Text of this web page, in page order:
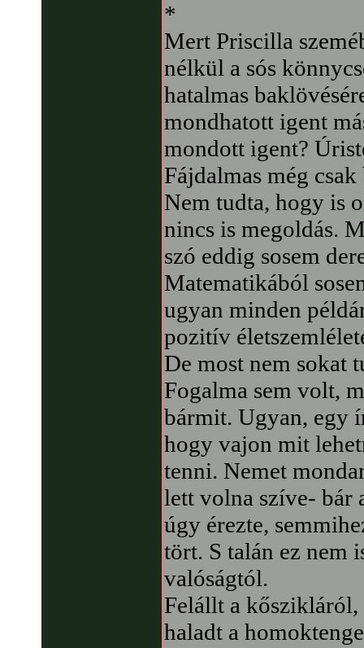
*
Mert Priscilla
nélkül a sós
hatalmas
mondhatott igent
mondott igent?
Fájdalmas még
Nem tudta, hogy is
nincs is megoldás.
szó eddig sosem
Matematikából
ugyan minden
pozitív
De most nem sokat
Fogalma sem volt,
bármit. Ugyan, egy
hogy vajon mit
tenni. Nemet
lett volna szíve- bár
úgy érezte,
tört. S talán ez nem
valóságtól.
Felállt a
haladt a